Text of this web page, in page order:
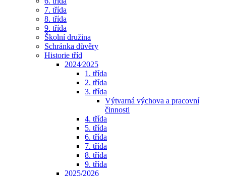
7. třída
8. třída
9. třída
Školní družina
Schránka důvěry
Historie tříd
2024⁄2025
1. třída
2. třída
3. třída
Výtvarná výchova a pracovní
činnosti
4. třída
5. třída
6. třída
7. třída
8. třída
9. třída
2025/2026